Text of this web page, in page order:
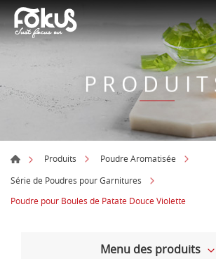
Produits
Poudre Aromatisée
Série de Poudres pour Garnitures
Poudre pour Boules de Patate Douce Violette
Menu des produits